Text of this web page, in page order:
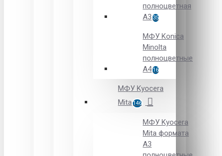
полноцветная
А3 35
МФУ Konica
Minolta
полноцветные
А416
МФУ Kyocera
Mita146
МФУ Kyocera
Mita формата
A3